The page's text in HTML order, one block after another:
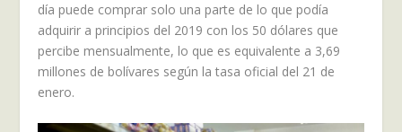
día puede comprar solo una parte de lo que podía
adquirir a principios del 2019 con los 50 dólares que
percibe mensualmente, lo que es equivalente a 3,69
millones de bolívares según la tasa oficial del 21 de
enero.